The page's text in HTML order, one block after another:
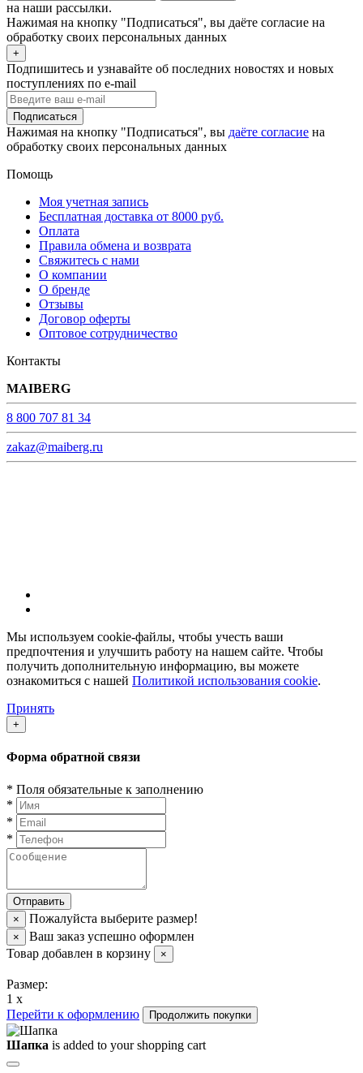
на наши рассылки.
Нажимая на кнопку "Подписаться", вы даёте согласие на
обработку своих персональных данных
+
Подпишитесь и узнавайте об последних новостях и новых
поступлениях по e-mail
Подписаться
Нажимая на кнопку "Подписаться", вы даёте согласие на
обработку своих персональных данных
Помощь
Моя учетная запись
Бесплатная доставка от 8000 руб.
Оплата
Правила обмена и возврата
Свяжитесь с нами
О компании
О бренде
Отзывы
Договор оферты
Оптовое сотрудничество
Контакты
MAIBERG
8 800 707 81 34
zakaz@maiberg.ru
Мы используем cookie-файлы, чтобы учесть ваши
предпочтения и улучшить работу на нашем сайте. Чтобы
получить дополнительную информацию, вы можете
ознакомиться с нашей Политикой использования cookie.
Принять
+
Форма обратной связи
* Поля обязательные к заполнению
*
*
*
× Пожалуйста выберите размер!
×
Ваш заказ успешно оформлен
Товар добавлен в корзину
×
Размер:
1 x
Перейти к оформлению
Продолжить покупки
Шапка is added to your shopping cart